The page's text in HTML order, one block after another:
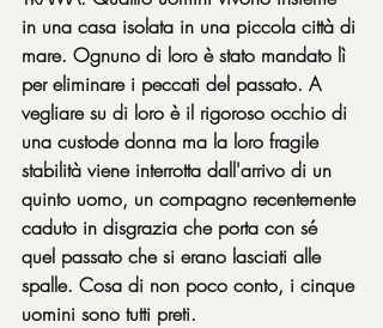
in una casa isolata in una piccola città di
mare. Ognuno di loro è stato mandato lì
per eliminare i peccati del passato. A
vegliare su di loro è il rigoroso occhio di
una custode donna ma la loro fragile
stabilità viene interrotta dall'arrivo di un
quinto uomo, un compagno recentemente
caduto in disgrazia che porta con sé
quel passato che si erano lasciati alle
spalle. Cosa di non poco conto, i cinque
uomini sono tutti preti.